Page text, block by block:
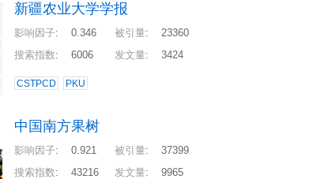
新疆农业大学学报
影响因子: 0.346 被引量:
23360
搜索指数: 6006 发文量: 3424
CSTPCD PKU
中国南方果树
影响因子: 0.921 被引量:
37399
搜索指数: 43216 发文量: 9965